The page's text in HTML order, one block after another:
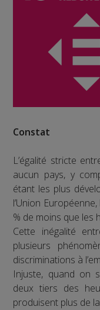
Constat
L’égalité stricte
aucun pays, y
étant les plus
l’Union
% de moins que les
Cette inégalité
plusieurs
discriminations à
Injuste, quand on
deux tiers des
produisent plus de